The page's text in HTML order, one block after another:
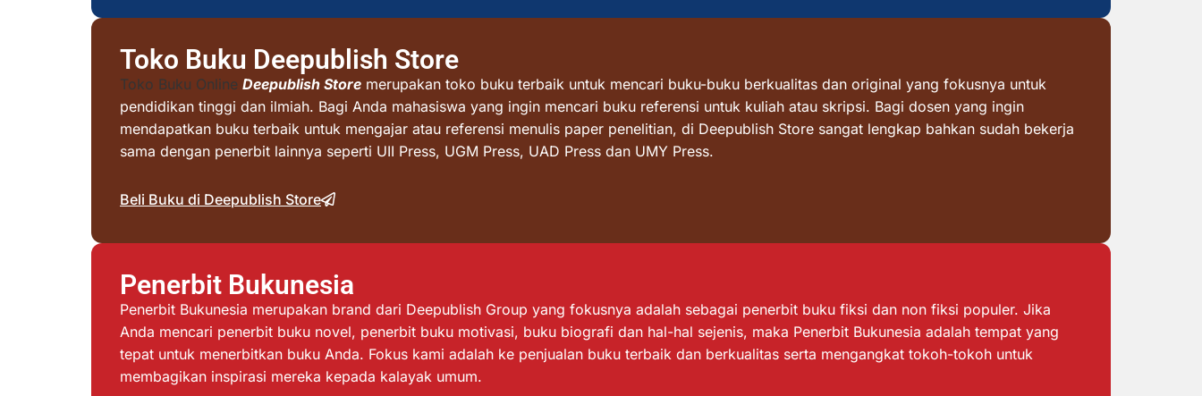
Toko Buku Deepublish Store
Toko Buku Online Deepublish Store merupakan toko buku terbaik untuk mencari buku-buku berkualitas dan original yang fokusnya untuk
pendidikan tinggi dan ilmiah. Bagi Anda mahasiswa yang ingin mencari buku referensi untuk kuliah atau skripsi. Bagi dosen yang ingin
mendapatkan buku terbaik untuk mengajar atau referensi menulis paper penelitian, di Deepublish Store sangat lengkap bahkan sudah bekerja
sama dengan penerbit lainnya seperti UII Press, UGM Press, UAD Press dan UMY Press.
Beli Buku di Deepublish Store
Penerbit Bukunesia
Penerbit Bukunesia merupakan brand dari Deepublish Group yang fokusnya adalah sebagai penerbit buku fiksi dan non fiksi populer. Jika
Anda mencari penerbit buku novel, penerbit buku motivasi, buku biografi dan hal-hal sejenis, maka Penerbit Bukunesia adalah tempat yang
tepat untuk menerbitkan buku Anda. Fokus kami adalah ke penjualan buku terbaik dan berkualitas serta mengangkat tokoh-tokoh untuk
membagikan inspirasi mereka kepada kalayak umum.